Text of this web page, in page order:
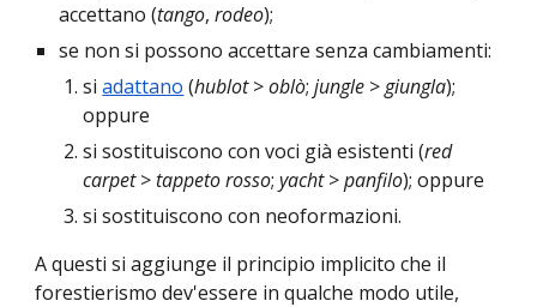
accettano (tango,rodeo);
se non si possono accettare senza cambiamenti:
siadattano (hublot>oblò;jungle >giungla);
oppure
si sostituiscono con voci già esistenti (red
carpet>tappeto rosso;yacht>panfilo); oppure
si sostituiscono con neoformazioni.
A questi si aggiunge il principio implicito che il
forestierismo dev'essere in qualche modo utile,